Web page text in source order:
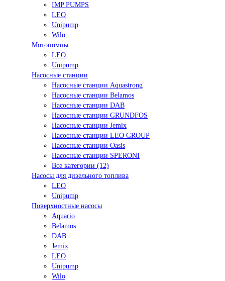
IMP PUMPS
LEO
Unipump
Wilo
Мотопомпы
LEO
Unipump
Насосные станции
Насосные станции Aquastrong
Насосные станции Belamos
Насосные станции DAB
Насосные станции GRUNDFOS
Насосные станции Jemix
Насосные станции LEO GROUP
Насосные станции Oasis
Насосные станции SPERONI
Все категории (12)
Насосы для дизельного топлива
LEO
Unipump
Поверхностные насосы
Aquario
Belamos
DAB
Jemix
LEO
Unipump
Wilo